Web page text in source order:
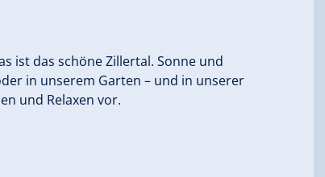
ist das schöne Zillertal. Sonne und
in unserem Garten – und in unserer
und Relaxen vor.